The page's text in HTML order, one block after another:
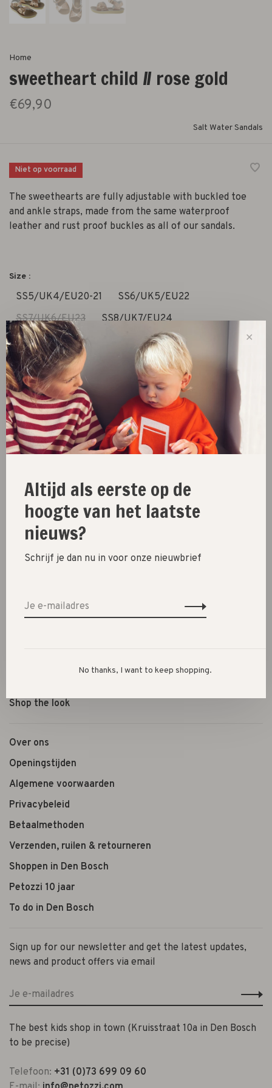
Home
sweetheart child // rose gold
€69,90
Salt Water Sandals
Niet op voorraad
The sweethearts are fully adjustable with buckled toe
and ankle straps, made from the same waterproof
leather and rust proof buckles as all of our sandals.
Size :
SS5/UK4/EU20-21
SS6/UK5/EU22
SS7/UK6/EU23
SS8/UK7/EU24
SS9/UK8/EU25
SS10/UK9/EU26-27
SS11/UK10/EU28
SS12/UK11/EU29
Niet op voorraad
Size guide
New
SALE 60%
Kleding
Shop the look
Over ons
Openingstijden
Algemene voorwaarden
Privacybeleid
Betaalmethoden
Verzenden, ruilen & retourneren
Shoppen in Den Bosch
Petozzi 10 jaar
To do in Den Bosch
Sign up for our newsletter and get the latest updates,
news and product offers via email
The best kids shop in town (Kruisstraat 10a in Den Bosch
to be precise)
Telefoon: +31 (0)73 699 09 60
✕
Altijd als eerste op de
hoogte van het laatste
nieuws?
Schrijf je dan nu in voor onze nieuwbrief
No thanks, I want to keep shopping.